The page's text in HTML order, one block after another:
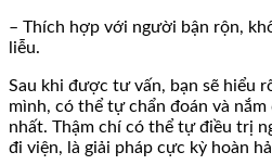
– Thích hợp với người bận rộn,
liễu.
Sau khi được tư vấn, bạn sẽ hiểu
mình, có thể tự chẩn đoán và
nhất. Thậm chí có thể tự điều trị
đi viện, là giải pháp cực kỳ hoàn